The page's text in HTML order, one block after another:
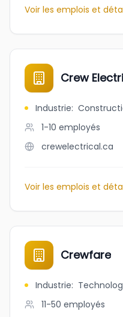
Voir les emplois et
Crew
Industrie:
1-10 employés
crewelectrical.ca
Voir les emplois et
Crewfare
Industrie:
11-50 employés